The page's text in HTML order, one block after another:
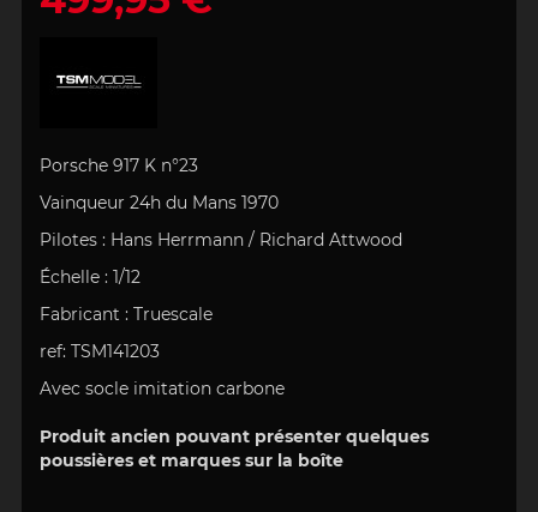
Porsche 917 K n°23
Vainqueur 24h du Mans 1970
Pilotes : Hans Herrmann / Richard Attwood
Échelle : 1/12
Fabricant : Truescale
ref: TSM141203
Avec socle imitation carbone
Produit ancien pouvant présenter quelques
poussières et marques sur la boîte